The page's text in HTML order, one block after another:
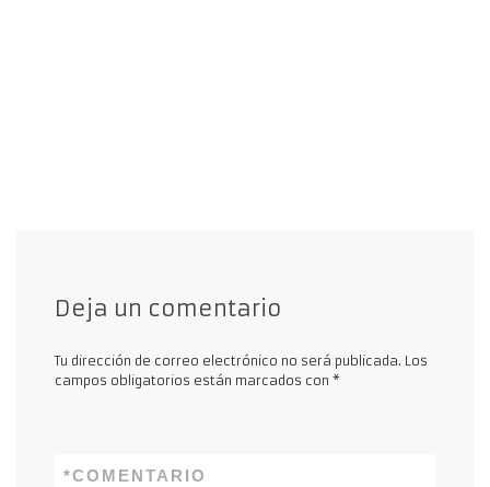
Deja un comentario
Tu dirección de correo electrónico no será publicada. Los
campos obligatorios están marcados con *
COMENTARIO
*